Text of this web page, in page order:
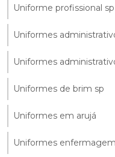
Uniforme profissional sp
Uniformes
Uniformes
Uniformes de brim sp
Uniformes em arujá
Uniformes